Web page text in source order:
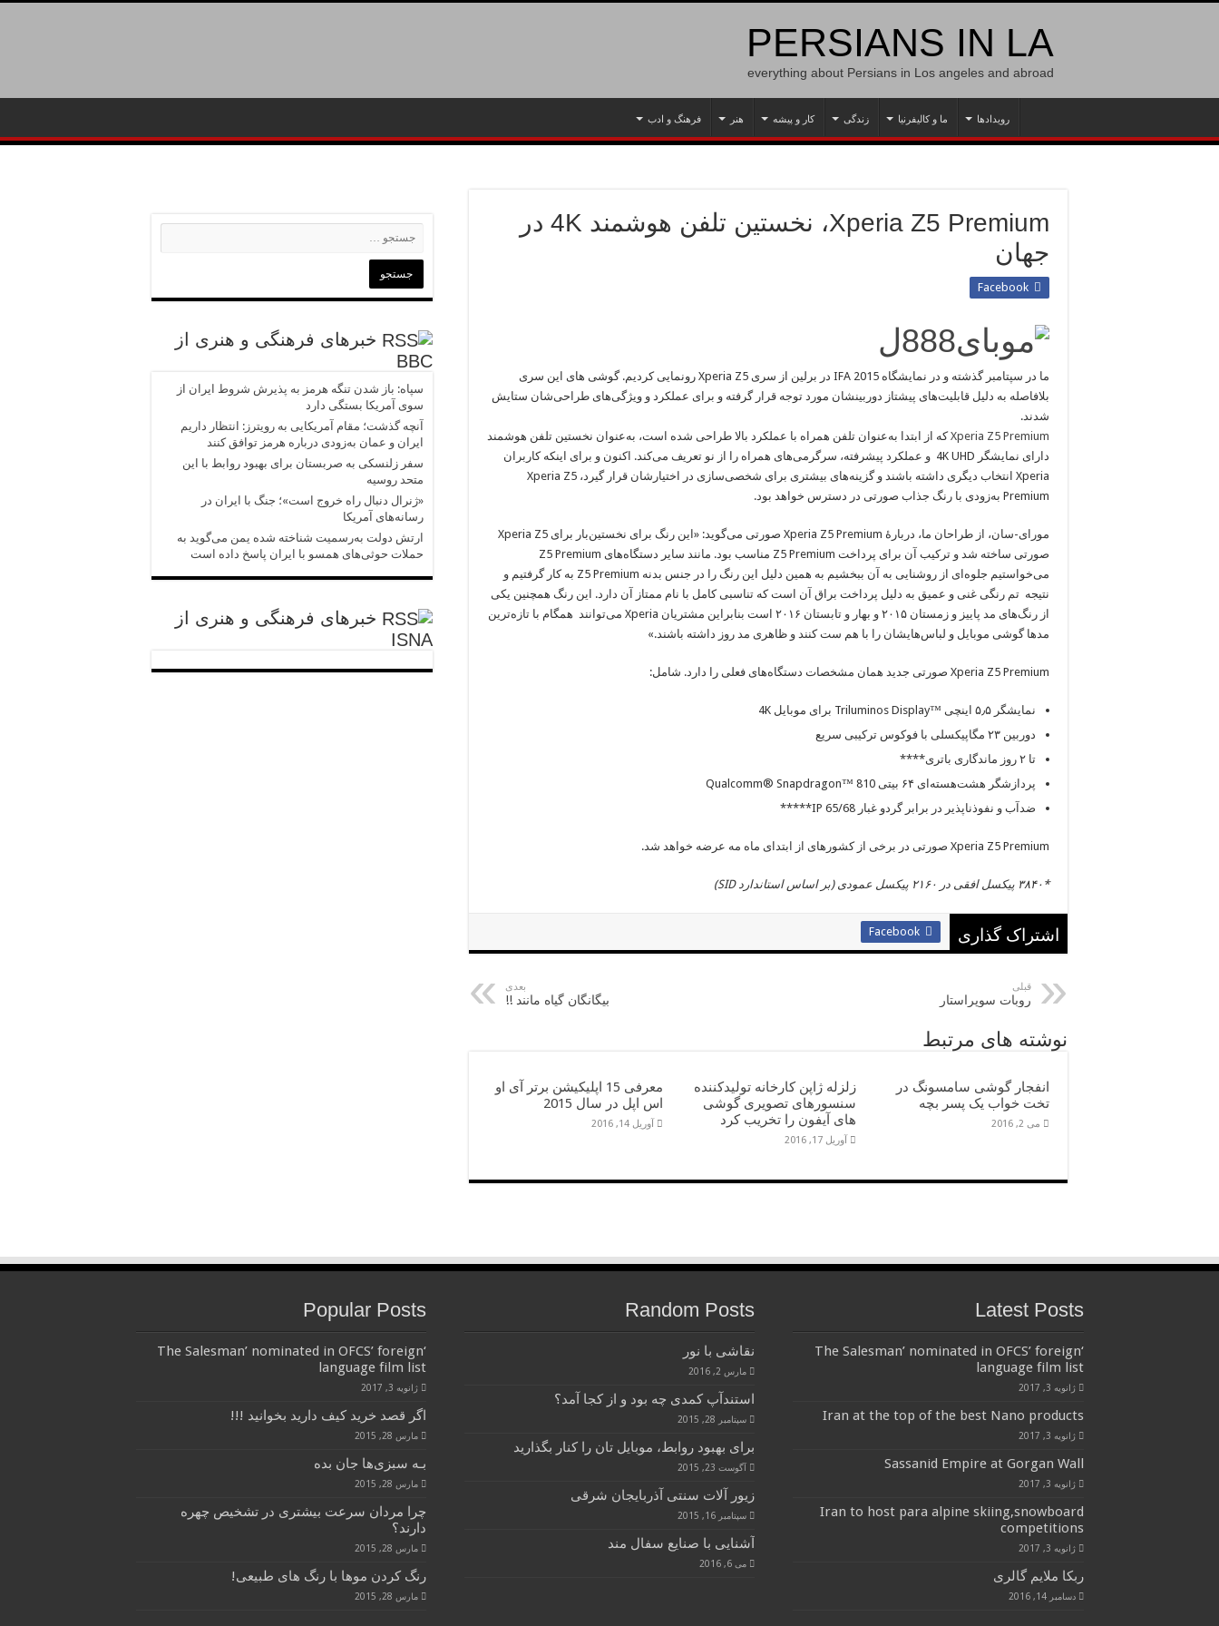
PERSIANS IN LA
everything about Persians in Los angeles and abroad
رویدادها ما و کالیفرنیا زندگی کار و پیشه هنر فرهنگ و ادب
Xperia Z5 Premium، نخستین تلفن هوشمند 4K در
جهان
Facebook
ما در سپتامبر گذشته و در نمایشگاه IFA 2015 در برلین از سری Xperia Z5 رونمایی کردیم. گوشی های این سری
بلافاصله به دلیل قابلیت‌های پیشتاز دوربینشان مورد توجه قرار گرفته و برای عملکرد و ویژگی‌های طراحی‌شان ستایش
شدند.
Xperia Z5 Premiumکه از ابتدا به‌عنوان تلفن همراه با عملکرد بالا طراحی شده است، به‌عنوان نخستین تلفن هوشمند
دارای نمایشگر 4K UHD و عملکرد پیشرفته، سرگرمی‌های همراه را از نو تعریف می‌کند. اکنون و برای اینکه کاربران
Xperia انتخاب دیگری داشته باشند و گزینه‌های بیشتری برای شخصی‌سازی در اختیارشان قرار گیرد، Xperia Z5
Premium به‌زودی با رنگ جذاب صورتی در دسترس خواهد بود.
مورای-سان، از طراحان ما، دربارهٔ Xperia Z5 Premium صورتی می‌گوید: «این رنگ برای نخستین‌بار برای Xperia Z5
صورتی ساخته شد و ترکیب آن برای پرداخت Z5 Premium مناسب بود. مانند سایر دستگاه‌های Z5 Premium
می‌خواستیم جلوه‌ای از روشنایی به آن ببخشیم به همین دلیل این رنگ را در جنس بدنه Z5 Premium به کار گرفتیم و
نتیجه تم رنگی غنی و عمیق به دلیل پرداخت براق آن است که تناسبی کامل با نام ممتاز آن دارد. این رنگ همچنین یکی
از رنگ‌های مد پاییز و زمستان ۲۰۱۵ و بهار و تابستان ۲۰۱۶ است بنابراین مشتریان
Xperia می‌توانند همگام با تازه‌ترین
مدها گوشی موبایل و لباس‌هایشان را با هم ست کنند و ظاهری مد روز داشته باشند.»
Xperia Z5 Premium صورتی جدید همان مشخصات دستگاه‌های فعلی را دارد. شامل:
نمایشگر ۵٫۵ اینچی Triluminos Display™ برای موبایل 4K
دوربین ۲۳ مگاپیکسلی با فوکوس ترکیبی سریع
تا ۲ روز ماندگاری باتری****
پردازشگر هشت‌هسته‌ای ۶۴ بیتی
Qualcomm® Snapdragon™ 810
ضدآب و نفوذناپذیر در برابر گردو غبار IP 65/68
*****
Xperia Z5 Premium صورتی در برخی از کشورهای از ابتدای ماه مه عرضه خواهد شد.
*۳۸۴۰ پیکسل افقی در ۲۱۶۰ پیکسل عمودی (بر اساس استاندارد SID
)
اشتراک گذاری Facebook
قبلی
روبات سوپراستار
بعدی
بیگانگان گیاه مانند !!
نوشته های مرتبط
انفجار گوشی سامسونگ در
تخت خواب یک پسر بچه
می 2, 2016
زلزله ژاپن کارخانه تولیدکننده
سنسورهای تصویری گوشی
های آیفون را تخریب کرد
آوریل 17, 2016
معرفی 15 اپلیکیشن برتر آی او
اس اپل در سال 2015
آوریل 14, 2016
خبرهای فرهنگی و هنری از
BBC
سپاه: باز شدن تنگه هرمز به پذیرش شروط ایران از
سوی آمریکا بستگی دارد
آنچه گذشت؛ مقام آمریکایی به رویترز: انتظار داریم
ایران و عمان به‌زودی درباره هرمز توافق کنند
سفر زلنسکی به صربستان برای بهبود روابط با این
متحد روسیه
«ژنرال دنبال راه خروج است»؛ جنگ با ایران در
رسانه‌های آمریکا
ارتش دولت به‌رسمیت شناخته شده یمن می‌گوید به
حملات حوثی‌های همسو با ایران پاسخ داده است
خبرهای فرهنگی و هنری از
ISNA
Latest Posts
‘The Salesman’ nominated in OFCS’ foreign
language film list
ژانویه 3, 2017
Iran at the top of the best Nano products
ژانویه 3, 2017
Sassanid Empire at Gorgan Wall
ژانویه 3, 2017
Iran to host para alpine skiing,snowboard
competitions
ژانویه 3, 2017
ربکا ملایم گالری
دسامبر 14, 2016
Random Posts
نقاشی با نور
مارس 2, 2016
استندآپ کمدی چه بود و از کجا آمد؟
سپتامبر 28, 2015
برای بهبود روابط، موبایل تان را کنار بگذارید
آگوست 23, 2015
زیور آلات سنتی آذربایجان شرقی
سپتامبر 16, 2015
آشنایی با صنایع سفال مند
می 6, 2016
Popular Posts
‘The Salesman’ nominated in OFCS’ foreign
language film list
ژانویه 3, 2017
اگر قصد خرید کیف دارید بخوانید !!!
مارس 28, 2015
بـه سبزی‌ها جان بده
مارس 28, 2015
چرا مردان سرعت بیشتری در تشخیص چهره
دارند؟
مارس 28, 2015
رنگ کردن موها با رنگ های طبیعی!
مارس 28, 2015